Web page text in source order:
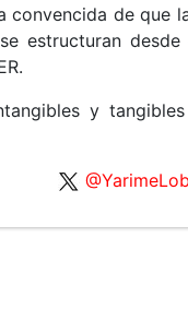
convencida de que
estructuran
y